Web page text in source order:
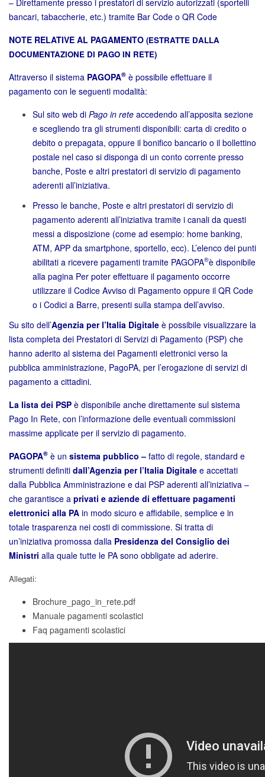
bancari, tabaccherie, etc.) tramite Bar Code o QR Code
NOTE RELATIVE AL PAGAMENTO (ESTRATTE DALLA
DOCUMENTAZIONE DI PAGO IN RETE)
Attraverso il sistema PAGOPA® è possibile effettuare il
pagamento con le seguenti modalità:
Sul sito web di Pago in rete accedendo all’apposita sezione
e scegliendo tra gli strumenti disponibili: carta di credito o
debito o prepagata, oppure il bonifico bancario o il bollettino
postale nel caso si disponga di un conto corrente presso
banche, Poste e altri prestatori di servizio di pagamento
aderenti all’iniziativa.
Presso le banche, Poste e altri prestatori di servizio di
pagamento aderenti all’iniziativa tramite i canali da questi
messi a disposizione (come ad esempio: home banking,
ATM, APP da smartphone, sportello, ecc). L’elenco dei punti
abilitati a ricevere pagamenti tramite PAGOPA®è disponibile
alla pagina Per poter effettuare il pagamento occorre
utilizzare il Codice Avviso di Pagamento oppure il QR Code
o i Codici a Barre, presenti sulla stampa dell’avviso.
Su sito dell’Agenzia per l’Italia Digitale è possibile visualizzare la
lista completa dei Prestatori di Servizi di Pagamento (PSP) che
hanno aderito al sistema dei Pagamenti elettronici verso la
pubblica amministrazione, PagoPA, per l’erogazione di servizi di
pagamento a cittadini.
La lista dei PSP è disponibile anche direttamente sul sistema
Pago In Rete, con l’informazione delle eventuali commissioni
massime applicate per il servizio di pagamento.
PAGOPA® è un sistema pubblico – fatto di regole, standard e
strumenti definiti dall’Agenzia per l’Italia Digitale e accettati
dalla Pubblica Amministrazione e dai PSP aderenti all’iniziativa –
che garantisce a privati e aziende di effettuare pagamenti
elettronici alla PA in modo sicuro e affidabile, semplice e in
totale trasparenza nei costi di commissione. Si tratta di
un’iniziativa promossa dalla Presidenza del Consiglio dei
Ministri alla quale tutte le PA sono obbligate ad aderire.
Allegati:
Brochure_pago_in_rete.pdf
Manuale pagamenti scolastici
Faq pagamenti scolastici